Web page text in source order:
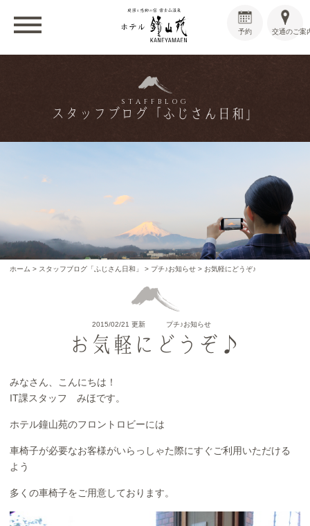
交通のご案
予約
STAFFBLOG
スタッフブログ「ふじさん日和」
ホーム > スタッフブログ「ふじさん日和」 > プチ♪お知らせ > お気軽にどうぞ♪
2015/02/21 更新 プチ♪お知らせ
お気軽にどうぞ♪
みなさん、こんにちは！
IT課スタッフ みほです。
ホテル鐘山苑のフロントロビーには
車椅子が必要なお客様がいらっしゃた際にすぐご利用いただける
よう
多くの車椅子をご用意しております。